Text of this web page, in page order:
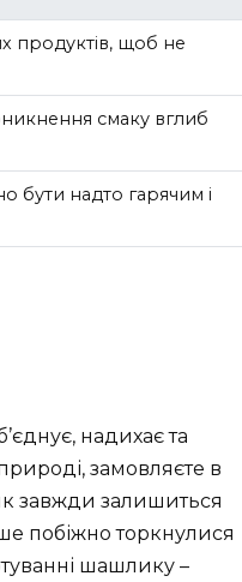
продуктів, щоб не
смаку вглиб
бути надто гарячим і
надихає та
замовляєте в
завжди залишиться
побіжно торкнулися
шашлику –